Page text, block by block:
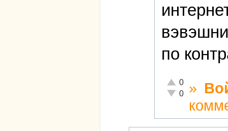
по
Отлично!
0
Неадекватно!
0 »